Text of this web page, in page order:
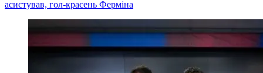
асистував, гол-красень Ферміна